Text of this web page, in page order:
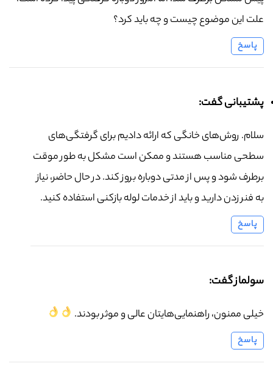
علت این موضوع چیست و چه باید کرد؟
پاسخ
پشتیبانی گفت:
سلام. روش‌های خانگی که ارائه دادیم برای گرفتگی‌های
سطحی مناسب هستند و ممکن است مشکل به طور موقت
برطرف شود و پس از مدتی دوباره بروز کند. در حال حاضر، نیاز
به فنر زدن دارید و باید از خدمات لوله بازکنی استفاده کنید.
پاسخ
سولماز گفت:
خیلی ممنون، راهنمایی‌هایتان عالی و موثر بودند.
پاسخ